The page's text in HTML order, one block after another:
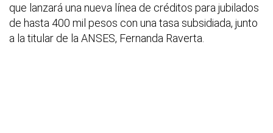
que lanzará una nueva línea de créditos para jubilados
de hasta 400 mil pesos con una tasa subsidiada, junto
a la titular de la ANSES, Fernanda Raverta.